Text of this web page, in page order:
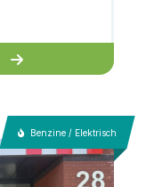
Benzine / Elektrisch